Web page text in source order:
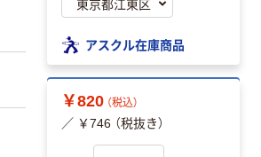
アスクル在庫商品
￥820 （税込）
／ ￥746 （税抜き）